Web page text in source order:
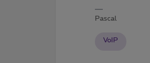
Pascal
VoIP